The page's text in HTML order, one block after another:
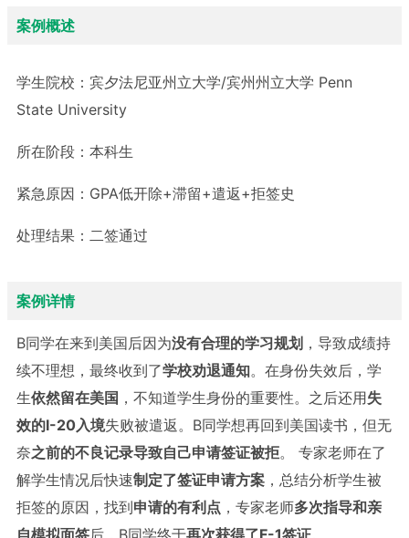
案例概述
学生院校： 宾夕法尼亚州立大学/宾州州立大学 Penn
State University
所在阶段： 本科生
紧急原因： GPA低开除+滞留+遣返+拒签史
处理结果： 二签通过
案例详情
B同学在来到美国后因为没有合理的学习规划 ，导致成绩持
续不理想，最终收到了学校劝退通知。在身份失效后，学
生依然留在美国 ，不知道学生身份的重要性。之后还用失
效的I-20入境失败被遣返。B同学想再回到美国读书，但无
奈之前的不良记录导致自己申请签证被拒。 专家老师在了
解学生情况后快速制定了签证申请方案 ，总结分析学生被
拒签的原因，找到申请的有利点 ，专家老师多次指导和亲